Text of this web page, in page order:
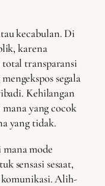
kecabulan. Di
karena
total transparansi
segala
Kehilangan
yang cocok
yang tidak.
mode
sensasi sesaat,
komunikasi. Alih-